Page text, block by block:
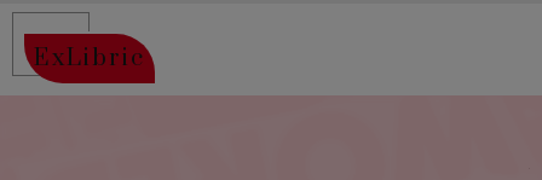
ExLibric